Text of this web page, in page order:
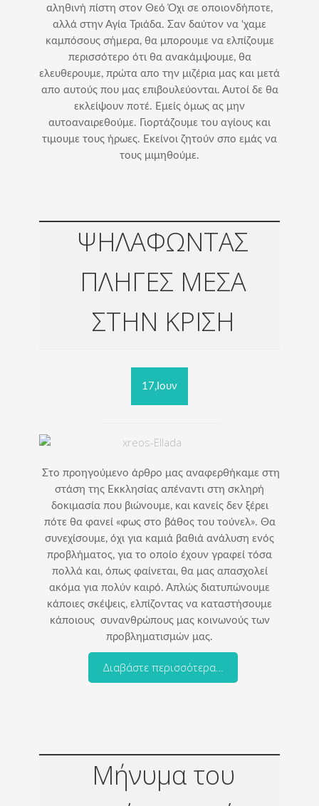
αληθινή πίστη στον Θεό Όχι σε οποιονδήποτε,
αλλά στην Αγία Τριάδα. Σαν δαύτον να ‘χαμε
καμπόσους σήμερα, θα μπορουμε να ελπίζουμε
περισσότερο ότι θα ανακάμψουμε, θα
ελευθερουμε, πρώτα απο την μιζέρια μας και μετά
απο αυτούς που μας επιβουλεύονται. Αυτοί δε θα
εκλείψουν ποτέ. Εμείς όμως ας μην
αυτοαναιρεθούμε. Γιορτάζουμε του αγίους και
τιμουμε τους ήρωες. Εκείνοι ζητούν σπο εμάς να
τους μιμηθούμε.
ΨΗΛΑΦΩΝΤΑΣ
ΠΛΗΓΕΣ ΜΕΣΑ
ΣΤΗΝ ΚΡΙΣΗ
17,Ιουν
Στο προηγούμενο άρθρο μας αναφερθήκαμε στη
στάση της Εκκλησίας απέναντι στη σκληρή
δοκιμασία που βιώνουμε, και κανείς δεν ξέρει
πότε θα φανεί «φως στο βάθος του τούνελ». Θα
συνεχίσουμε, όχι για καμιά βαθιά ανάλυση ενός
προβλήματος, για το οποίο έχουν γραφεί τόσα
πολλά και, όπως φαίνεται, θα μας απασχολεί
ακόμα για πολύν καιρό. Απλώς διατυπώνουμε
κάποιες σκέψεις, ελπίζοντας να καταστήσουμε
κάποιους συνανθρώπους μας κοινωνούς των
προβληματισμών μας.
Διαβάστε περισσότερα…
Μήνυμα του